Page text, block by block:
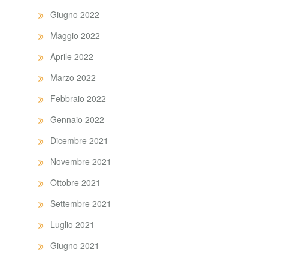
Giugno 2022
Maggio 2022
Aprile 2022
Marzo 2022
Febbraio 2022
Gennaio 2022
Dicembre 2021
Novembre 2021
Ottobre 2021
Settembre 2021
Luglio 2021
Giugno 2021